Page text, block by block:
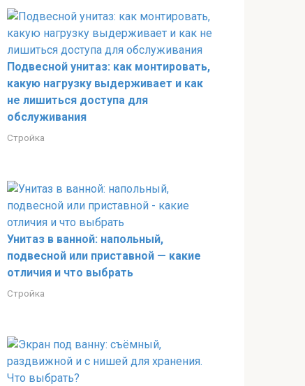
Подвесной унитаз: как монтировать,
какую нагрузку выдерживает и как
не лишиться доступа для
обслуживания
Стройка
Унитаз в ванной: напольный,
подвесной или приставной — какие
отличия и что выбрать
Стройка